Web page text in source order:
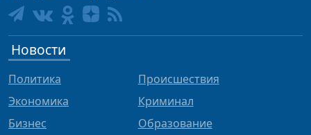
Новости
Политика
Экономика
Бизнес
Происшествия
Криминал
Образование